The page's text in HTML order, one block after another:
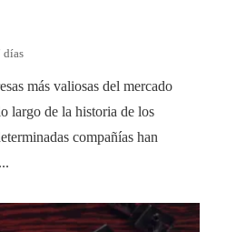
días
más valiosas del mercado
largo de la historia de los
compañías han